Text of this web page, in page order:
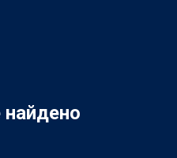
найдено